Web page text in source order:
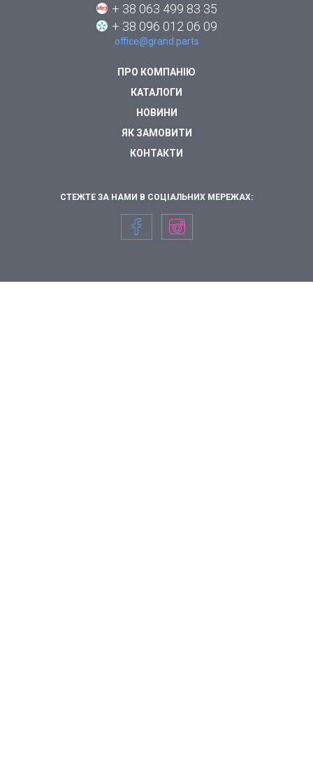
ПРО КОМПАНІЮ
КАТАЛОГИ
НОВИНИ
ЯК ЗАМОВИТИ
КОНТАКТИ
+ 38 063 499 83 35
+ 38 096 012 06 09
office@grand.parts
СТЕЖТЕ ЗА НАМИ В СОЦІАЛЬНИХ МЕРЕЖАХ: